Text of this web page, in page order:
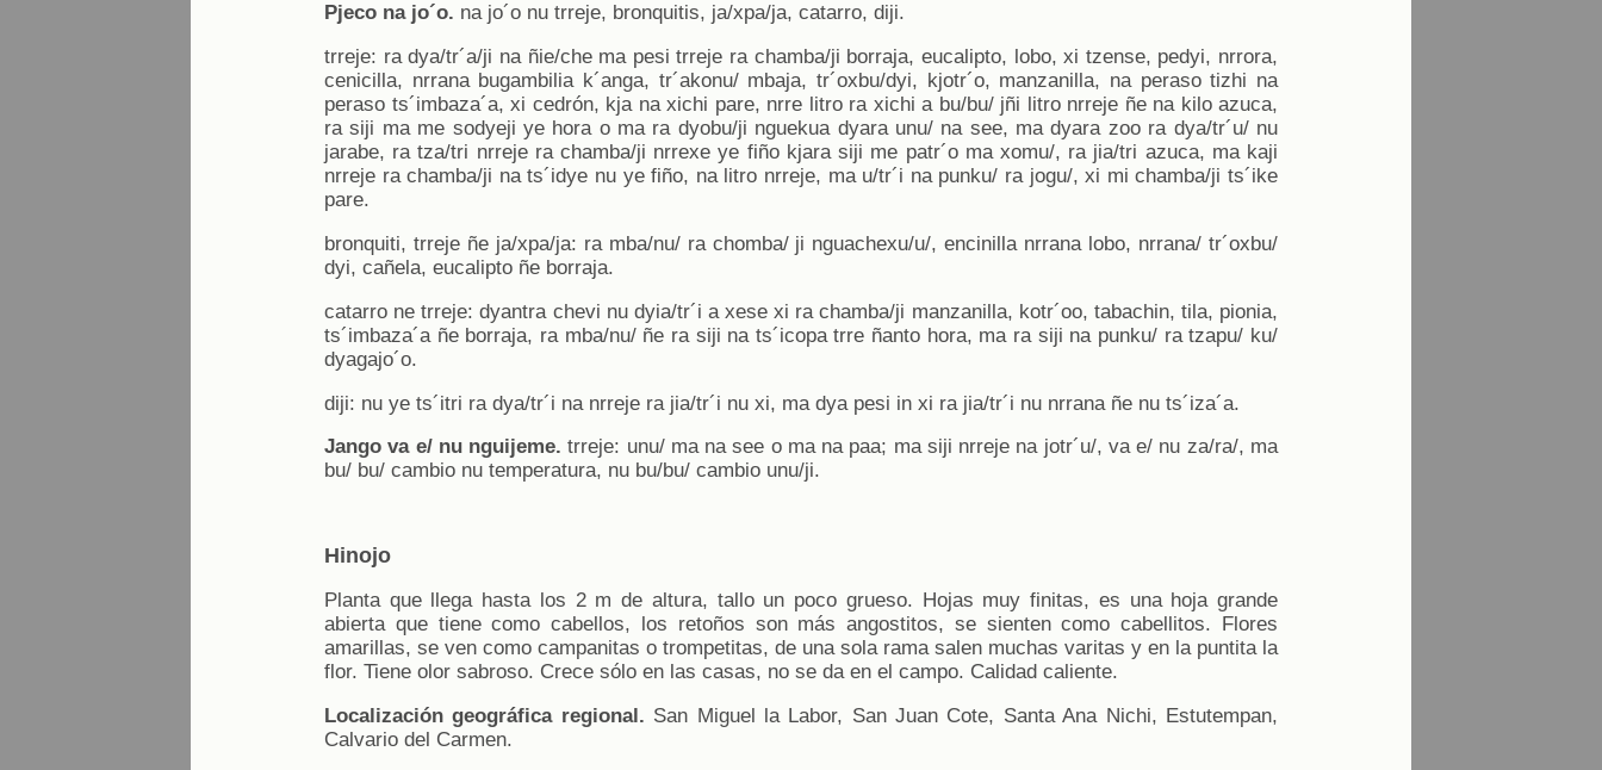
Pjeco na jo´o. na jo´o nu trreje, bronquitis, ja/xpa/ja, catarro, diji.
trreje: ra dya/tr´a/ji na ñie/che ma pesi trreje ra chamba/ji borraja, eucalipto, lobo, xi tzense, pedyi, nrrora,
cenicilla, nrrana bugambilia k´anga, tr´akonu/ mbaja, tr´oxbu/dyi, kjotr´o, manzanilla, na peraso tizhi na
peraso ts´imbaza´a, xi cedrón, kja na xichi pare, nrre litro ra xichi a bu/bu/ jñi litro nrreje ñe na kilo azuca,
ra siji ma me sodyeji ye hora o ma ra dyobu/ji nguekua dyara unu/ na see, ma dyara zoo ra dya/tr´u/ nu
jarabe, ra tza/tri nrreje ra chamba/ji nrrexe ye fiño kjara siji me patr´o ma xomu/, ra jia/tri azuca, ma kaji
nrreje ra chamba/ji na ts´idye nu ye fiño, na litro nrreje, ma u/tr´i na punku/ ra jogu/, xi mi chamba/ji ts´ike
pare.
bronquiti, trreje ñe ja/xpa/ja: ra mba/nu/ ra chomba/ ji nguachexu/u/, encinilla nrrana lobo, nrrana/ tr´oxbu/
dyi, cañela, eucalipto ñe borraja.
catarro ne trreje: dyantra chevi nu dyia/tr´i a xese xi ra chamba/ji manzanilla, kotr´oo, tabachin, tila, pionia,
ts´imbaza´a ñe borraja, ra mba/nu/ ñe ra siji na ts´icopa trre ñanto hora, ma ra siji na punku/ ra tzapu/ ku/
dyagajo´o.
diji: nu ye ts´itri ra dya/tr´i na nrreje ra jia/tr´i nu xi, ma dya pesi in xi ra jia/tr´i nu nrrana ñe nu ts´iza´a.
Jango va e/ nu nguijeme. trreje: unu/ ma na see o ma na paa; ma siji nrreje na jotr´u/, va e/ nu za/ra/, ma
bu/ bu/ cambio nu temperatura, nu bu/bu/ cambio unu/ji.
Hinojo
Planta que llega hasta los 2 m de altura, tallo un poco grueso. Hojas muy finitas, es una hoja grande
abierta que tiene como cabellos, los retoños son más angostitos, se sienten como cabellitos. Flores
amarillas, se ven como campanitas o trompetitas, de una sola rama salen muchas varitas y en la puntita la
flor. Tiene olor sabroso. Crece sólo en las casas, no se da en el campo. Calidad caliente.
Localización geográfica regional. San Miguel la Labor, San Juan Cote, Santa Ana Nichi, Estutempan,
Calvario del Carmen.